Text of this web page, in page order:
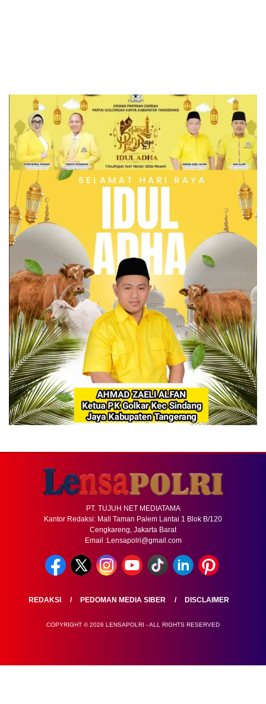
PT. TUJUH NET MEDIATAMA
Kantor Redaksi: Mall Taman Palem Lantai 1 Blok B/120
Cengkareng, Jakarta Barat
Email :Lensapolri@gmail.com
REDAKSI PEDOMAN MEDIA SIBER DISCLAIMER
COPYRIGHT © 2026 LENSAPOLRI - ALL RIGHTS RESERVED